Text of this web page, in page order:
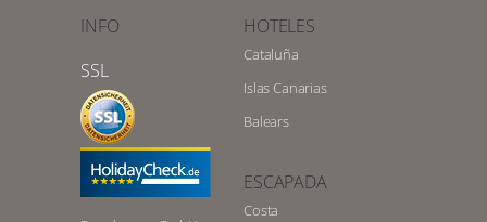
INFO
SSL
HOTELES
Cataluña
Islas Canarias
Balears
ESCAPADA
Costa